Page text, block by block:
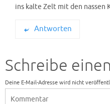
ins kalte Zelt mit den
Antworten
Schreibe
Deine E-Mail-Adresse wird nicht